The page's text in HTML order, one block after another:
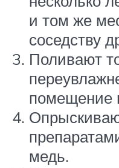
и том же
соседству
Поливают
помещение
медь.